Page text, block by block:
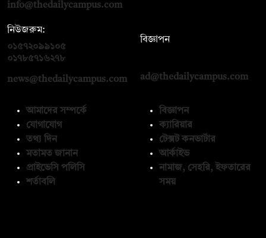
info@thedailycampus.com
নিউজরুম:
০১৫৭২০৯৯১০৫
০১৭৮৫৭১৬২৭৮
news@thedailycampus.com
বিজ্ঞাপন
ad@thedailycampus.com
আমাদের সম্পর্কে
যোগাযোগ
তথ্য দিন
মতামত জানান
প্রাইভেসি পলিসি
শর্তাবলি
বিজ্ঞাপন
ক্যারিয়ার
টেক্সট কনভার্টার
আর্কাইভ
নামাজ, সেহরি, ইফতারের
সময়